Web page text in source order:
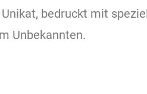
bedruckt mit
Unbekannten.